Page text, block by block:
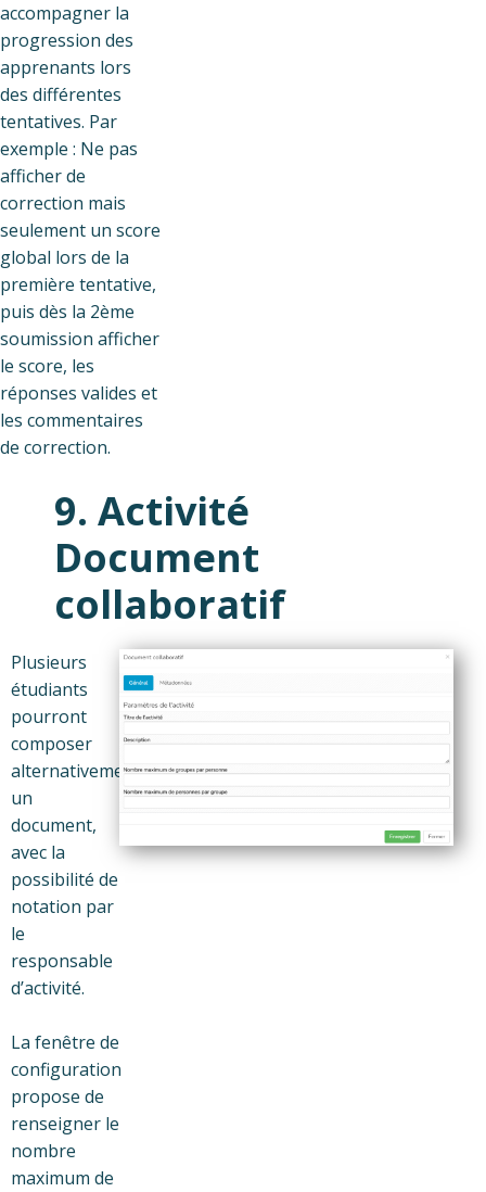
accompagner la
progression des
apprenants lors
des différentes
tentatives. Par
exemple : Ne pas
afficher de
correction mais
seulement un score
global lors de la
première tentative,
puis dès la 2ème
soumission afficher
le score, les
réponses valides et
les commentaires
de correction.
9. Activité
Document
collaboratif
Plusieurs
étudiants
pourront
composer
alternativement
un
document,
avec la
possibilité de
notation par
le
responsable
d’activité.
La fenêtre de
configuration
propose de
renseigner le
nombre
maximum de